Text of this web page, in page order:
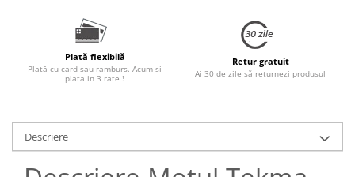
Plată flexibilă
Plată cu card sau ramburs. Acum si
plata in 3 rate !
Retur gratuit
Ai 30 de zile să returnezi produsul
Descriere